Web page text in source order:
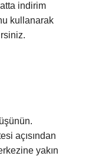
indirim
kullanarak
açısından
yakın